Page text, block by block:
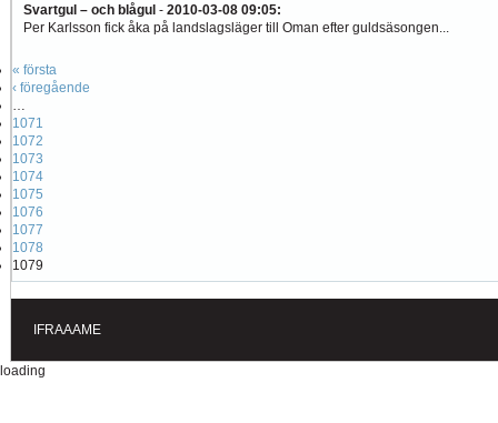
Svartgul – och blågul - 2010-03-08 09:05:
Per Karlsson fick åka på landslagsläger till Oman efter guldsäsongen...
« första
‹ föregående
…
1071
1072
1073
1074
1075
1076
1077
1078
1079
IFRAAAME
loading